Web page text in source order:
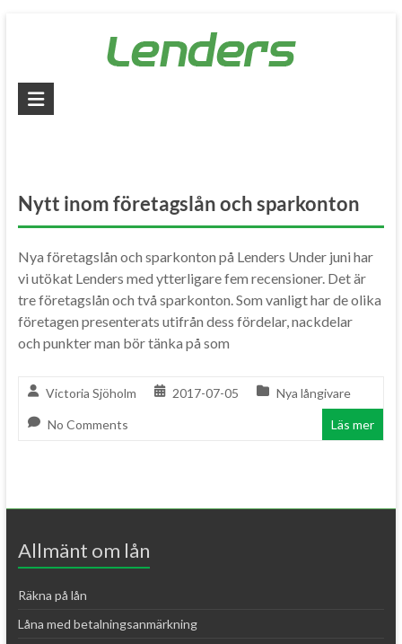
Lenders
alla
lån
Jämför
billiga
lån
och
låna
snabbt
Nytt inom företagslån och sparkonton
Nya företagslån och sparkonton på Lenders Under juni har
vi utökat Lenders med ytterligare fem recensioner. Det är
tre företagslån och två sparkonton. Som vanligt har de olika
företagen presenterats utifrån dess fördelar, nackdelar
och punkter man bör tänka på som
Victoria Sjöholm 2017-07-05 Nya långivare
No Comments Läs mer
Allmänt om lån
Räkna på lån
Låna med betalningsanmärkning